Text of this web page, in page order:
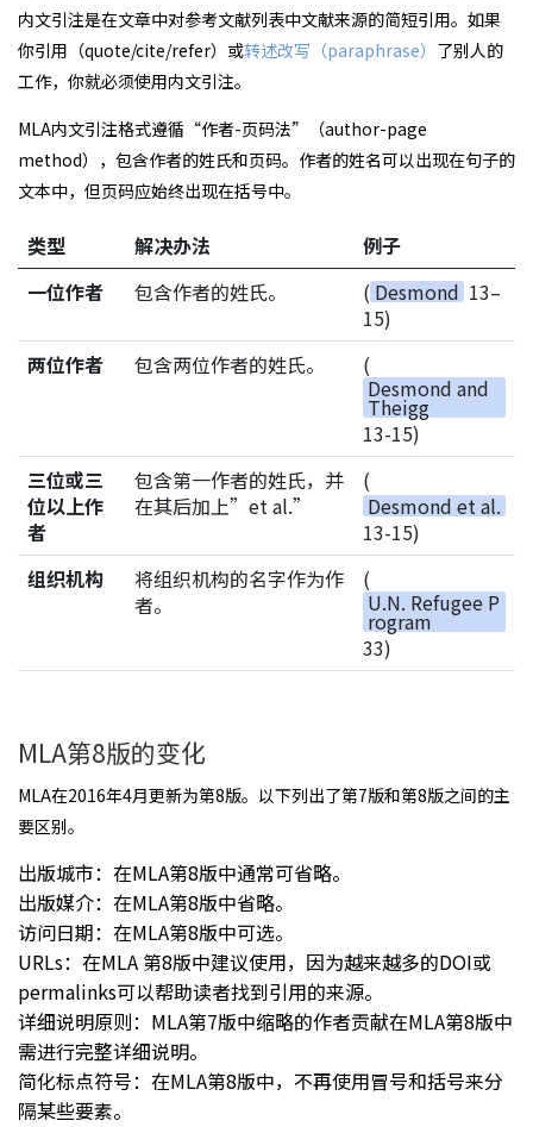
内文引注是在文章中对参考文献列表中文献来源的简短引用。如果
你引用（quote/cite/refer）或转述改写（paraphrase） 了别人的
工作，你就必须使用内文引注。
MLA内文引注格式遵循“作者-页码法”（author-page
method），包含作者的姓氏和页码。作者的姓名可以出现在句子的
文本中，但页码应始终出现在括号中。
类型 解决办法
例子
一位作者
包含作者的姓氏。 ( Desmond 13–
15)
两位作者
包含两位作者的姓氏。
(
Desmond and
Theigg
13-15)
三位或三
位以上作
者
包含第一作者的姓氏，并
在其后加上”et al.”
(
Desmond et al.
13-15)
组织机构
将组织机构的名字作为作
者。
(
U.N. Refugee P
rogram
33)
MLA第8版的变化
MLA在2016年4月更新为第8版。以下列出了第7版和第8版之间的主
要区别。
出版城市：在MLA第8版中通常可省略。
出版媒介：在MLA第8版中省略。
访问日期：在MLA第8版中可选。
URLs：在MLA 第8版中建议使用，因为越来越多的DOI或
permalinks可以帮助读者找到引用的来源。
详细说明原则：MLA第7版中缩略的作者贡献在MLA第8版中
需进行完整详细说明。
简化标点符号：在MLA第8版中，不再使用冒号和括号来分
隔某些要素。